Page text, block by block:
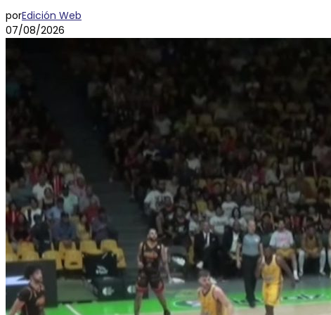
porEdición Web
07/08/2026